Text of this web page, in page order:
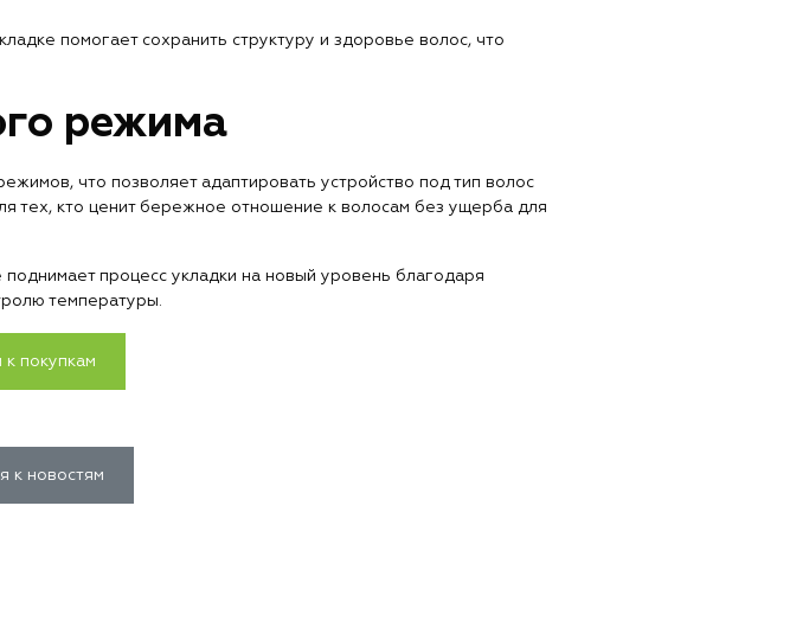
помогает сохранить структуру и здоровье волос, что
режима
что позволяет адаптировать устройство под тип волос
тех, кто ценит бережное отношение к волосам без ущерба для
процесс укладки на новый уровень благодаря
температуры.
к покупкам
к новостям